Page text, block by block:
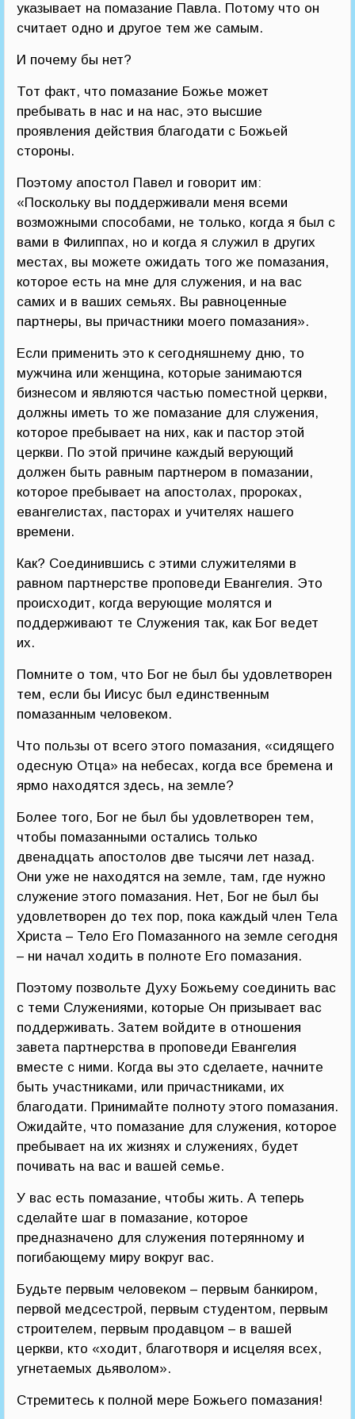
указывает на помазание Павла. Потому что он
считает одно и другое тем же самым.
И почему бы нет?
Тот факт, что помазание Божье может
пребывать в нас и на нас, это высшие
проявления действия благодати с Божьей
стороны.
Поэтому апостол Павел и говорит им:
«Поскольку вы поддерживали меня всеми
возможными способами, не только, когда я был с
вами в Филиппах, но и когда я служил в других
местах, вы можете ожидать того же помазания,
которое есть на мне для служения, и на вас
самих и в ваших семьях. Вы равноценные
партнеры, вы причастники моего помазания».
Если применить это к сегодняшнему дню, то
мужчина или женщина, которые занимаются
бизнесом и являются частью поместной церкви,
должны иметь то же помазание для служения,
которое пребывает на них, как и пастор этой
церкви. По этой причине каждый верующий
должен быть равным партнером в помазании,
которое пребывает на апостолах, пророках,
евангелистах, пасторах и учителях нашего
времени.
Как? Соединившись с этими служителями в
равном партнерстве проповеди Евангелия. Это
происходит, когда верующие молятся и
поддерживают те Служения так, как Бог ведет
их.
Помните о том, что Бог не был бы удовлетворен
тем, если бы Иисус был единственным
помазанным человеком.
Что пользы от всего этого помазания, «сидящего
одесную Отца» на небесах, когда все бремена и
ярмо находятся здесь, на земле?
Более того, Бог не был бы удовлетворен тем,
чтобы помазанными остались только
двенадцать апостолов две тысячи лет назад.
Они уже не находятся на земле, там, где нужно
служение этого помазания. Нет, Бог не был бы
удовлетворен до тех пор, пока каждый член Тела
Христа – Тело Его Помазанного на земле сегодня
– ни начал ходить в полноте Его помазания.
Поэтому позвольте Духу Божьему соединить вас
с теми Служениями, которые Он призывает вас
поддерживать. Затем войдите в отношения
завета партнерства в проповеди Евангелия
вместе с ними. Когда вы это сделаете, начните
быть участниками, или причастниками, их
благодати. Принимайте полноту этого помазания.
Ожидайте, что помазание для служения, которое
пребывает на их жизнях и служениях, будет
почивать на вас и вашей семье.
У вас есть помазание, чтобы жить. А теперь
сделайте шаг в помазание, которое
предназначено для служения потерянному и
погибающему миру вокруг вас.
Будьте первым человеком – первым банкиром,
первой медсестрой, первым студентом, первым
строителем, первым продавцом – в вашей
церкви, кто «ходит, благотворя и исцеляя всех,
угнетаемых дьяволом».
Стремитесь к полной мере Божьего помазания!